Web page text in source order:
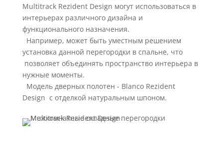
Multitrack Rezident Design могут использоваться в
интерьерах различного дизайна и
функционального назначения.
Например, может быть уместным решением
установка данной перегородки в спальне, что
позволяет объединять пространство интерьера в
нужные моменты.
Модель дверных полотен - Blanco Rezident
Design с отделкой натуральным шпоном.